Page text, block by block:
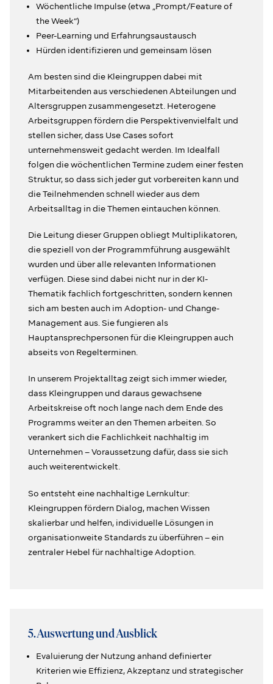
Wöchentliche Impulse (etwa „Prompt/Feature of
the Week“)
Peer-Learning und Erfahrungsaustausch
Hürden identifizieren und gemeinsam lösen
Am besten sind die Kleingruppen dabei mit
Mitarbeitenden aus verschiedenen Abteilungen und
Altersgruppen zusammengesetzt. Heterogene
Arbeitsgruppen fördern die Perspektivenvielfalt und
stellen sicher, dass Use Cases sofort
unternehmensweit gedacht werden. Im Idealfall
folgen die wöchentlichen Termine zudem einer festen
Struktur, so dass sich jeder gut vorbereiten kann und
die Teilnehmenden schnell wieder aus dem
Arbeitsalltag in die Themen eintauchen können.
Die Leitung dieser Gruppen obliegt Multiplikatoren,
die speziell von der Programmführung ausgewählt
wurden und über alle relevanten Informationen
verfügen. Diese sind dabei nicht nur in der KI-
Thematik fachlich fortgeschritten, sondern kennen
sich am besten auch im Adoption- und Change-
Management aus. Sie fungieren als
Hauptansprechpersonen für die Kleingruppen auch
abseits von Regelterminen.
In unserem Projektalltag zeigt sich immer wieder,
dass Kleingruppen und daraus gewachsene
Arbeitskreise oft noch lange nach dem Ende des
Programms weiter an den Themen arbeiten. So
verankert sich die Fachlichkeit nachhaltig im
Unternehmen – Voraussetzung dafür, dass sie sich
auch weiterentwickelt.
So entsteht eine nachhaltige Lernkultur:
Kleingruppen fördern Dialog, machen Wissen
skalierbar und helfen, individuelle Lösungen in
organisationweite Standards zu überführen – ein
zentraler Hebel für nachhaltige Adoption.
5. Auswertung und Ausblick
Evaluierung der Nutzung anhand definierter
Kriterien wie Effizienz, Akzeptanz und strategischer